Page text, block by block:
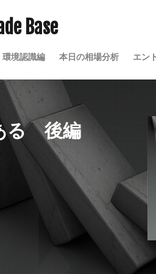
Base
環境認識編 本日の相場分析 エン
る 後編